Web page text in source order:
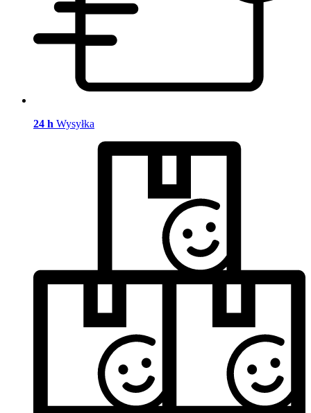
24 h Wysyłka